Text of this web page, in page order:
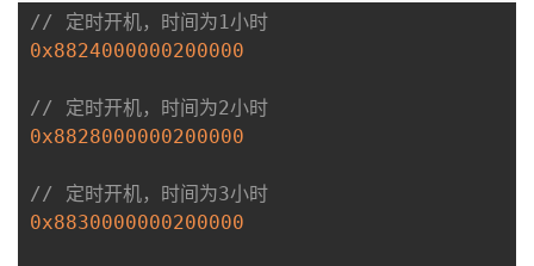
// 定时开机，时间为1小时
0x8824000000200000
// 定时开机，时间为2小时
0x8828000000200000
// 定时开机，时间为3小时
0x8830000000200000